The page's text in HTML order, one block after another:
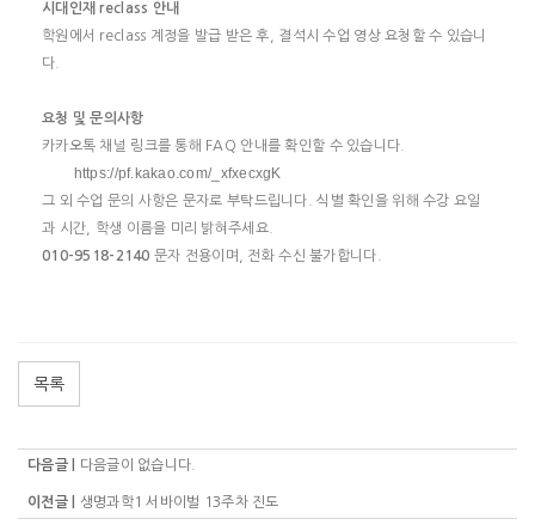
시대인재reclass 안내
학원에서 reclass 계정을 발급 받은 후
결석시 수업 영상 요청할 수 있습니
다
요청 및 문의사항
카카오톡 채널 링크를 통해 FAQ 안내를 확인할 수 있습니다
https://pf.kakao.com/_xfxecxgK
그 외 수업 문의 사항은 문자로 부탁드립니다 .식별 확인을 위해 수강 요일
과 시간
학생 이름을 미리 밝혀주세요.
010-9518-2140 문자 전용이며 전화 수신 불가합니다
목록
다음글 | 다음글이 없습니다.
이전글 | 생명과학1 서바이벌 13주차 진도